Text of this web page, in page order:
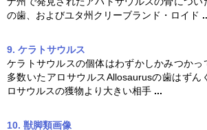
の歯、およびユタ州クリーブランド・ロイド
9. ケラトサウルス
ケラトサウルスの個体はわずかしかみつかっ
多数いたアロサウルスAllosaurusの歯はずん
ロサウルスの獲物より大きい相手 ...
10. 獣脚類画像